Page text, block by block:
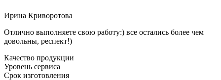
Ирина Криворотова
Отлично выполняете свою работу:) все остались более чем
довольны, респект!)
Качество продукции
Уровень сервиса
Срок изготовления